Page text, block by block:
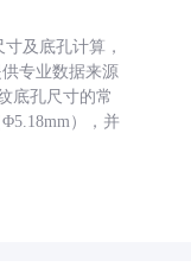
及底孔计算，
专业数据来源
底孔尺寸的常
），并